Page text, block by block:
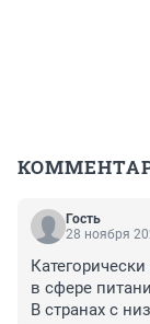
Гость
28 ноября
в сфере
В странах с